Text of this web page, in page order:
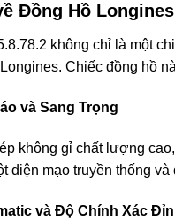
Đồng Hồ Longines
không chỉ là một
Chiếc đồng hồ
và Sang Trọng
không gỉ chất lượng
diện mạo truyền thống
và Độ Chính Xác